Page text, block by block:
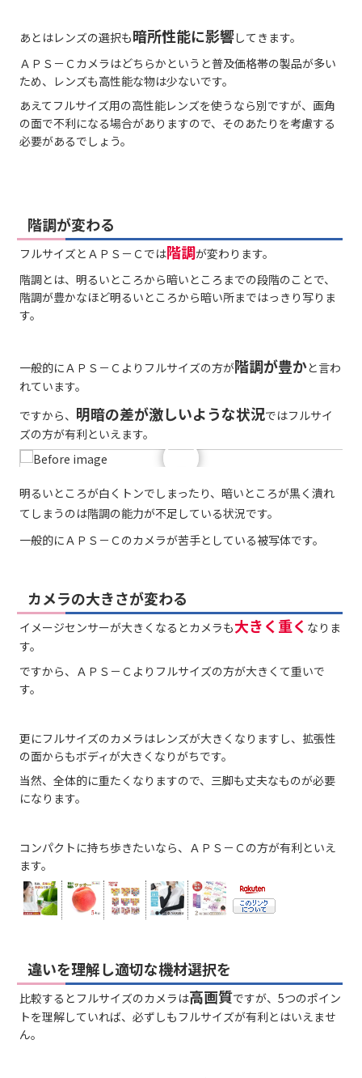
あとはレンズの選択も暗所性能に影響してきます。
ＡＰＳ－Ｃカメラはどちらかというと普及価格帯の製品が多い
ため、レンズも高性能な物は少ないです。
あえてフルサイズ用の高性能レンズを使うなら別ですが、画角
の面で不利になる場合がありますので、そのあたりを考慮する
必要があるでしょう。
階調が変わる
フルサイズとＡＰＳ－Ｃでは階調が変わります。
階調とは、明るいところから暗いところまでの段階のことで、
階調が豊かなほど明るいところから暗い所まではっきり写りま
す。
一般的にＡＰＳ－Ｃよりフルサイズの方が階調が豊かと言わ
れています。
ですから、 明暗の差が激しいような状況ではフルサイ
ズの方が有利といえます。
明るいところが白くトンでしまったり、暗いところが黒く潰れ
てしまうのは階調の能力が不足している状況です。
一般的にＡＰＳ－Ｃのカメラが苦手としている被写体です。
カメラの大きさが変わる
イメージセンサーが大きくなるとカメラも大きく重く なりま
す。
ですから、ＡＰＳ－Ｃよりフルサイズの方が大きくて重いで
す。
更にフルサイズのカメラはレンズが大きくなりますし、拡張性
の面からもボディが大きくなりがちです。
当然、全体的に重たくなりますので、三脚も丈夫なものが必要
になります。
コンパクトに持ち歩きたいなら、ＡＰＳ－Ｃの方が有利といえ
ます。
違いを理解し適切な機材選択を
比較するとフルサイズのカメラは高画質ですが、5つのポイン
トを理解していれば、必ずしもフルサイズが有利とはいえませ
ん。